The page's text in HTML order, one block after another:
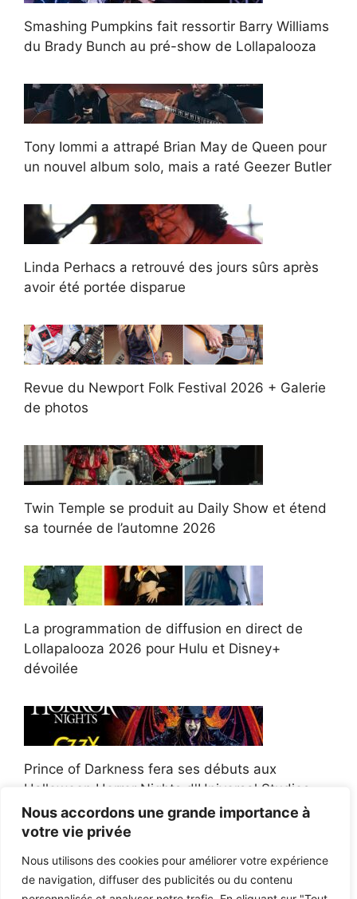
Nous accordons une grande importance à
votre vie privée
Nous utilisons des cookies pour améliorer votre expérience
de navigation, diffuser des publicités ou du contenu
Smashing Pumpkins fait ressortir Barry Williams
du Brady Bunch au pré-show de Lollapalooza
Tony Iommi a attrapé Brian May de Queen pour
un nouvel album solo, mais a raté Geezer Butler
Linda Perhacs a retrouvé des jours sûrs après
avoir été portée disparue
Revue du Newport Folk Festival 2026 + Galerie
de photos
Twin Temple se produit au Daily Show et étend
sa tournée de l’automne 2026
La programmation de diffusion en direct de
Lollapalooza 2026 pour Hulu et Disney+
dévoilée
Prince of Darkness fera ses débuts aux
Halloween Horror Nights d'Universal Studios
Afroman poursuit un policier de l'Ohio après la